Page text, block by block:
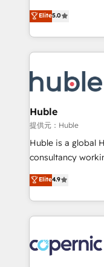
the rare
Accreditation,
new HubSpot
CRM Migrations
master it. As the creators of the Endless Customers
System™ (the
Answer), we’re
entirely around
skills, processes,
attract the right
without outside dependencies.
Set up, audit, and
Get your sales
pipeline and
growth • Create
buyers • Use AI to scale
lasts. So if you're ready to become the most trusted
voice in your
Elite5.0
Huble
提供元：Huble
Huble is a global
consultancy
businesses. We go beyond implementation, shaping
the strategy,
HubSpot into a
HubSpot's Global
worldwide, and
Huble has built a
Elite4.9